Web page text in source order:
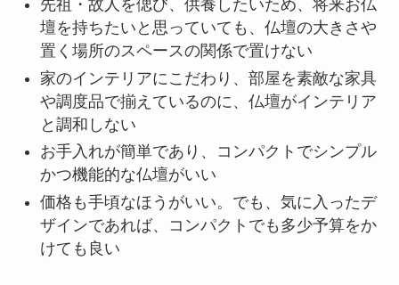
先祖・故人を偲び、供養したいため、将来お仏
壇を持ちたいと思っていても、仏壇の大きさや
置く場所のスペースの関係で置けない
家のインテリアにこだわり、部屋を素敵な家具
や調度品で揃えているのに、仏壇がインテリア
と調和しない
お手入れが簡単であり、コンパクトでシンプル
かつ機能的な仏壇がいい
価格も手頃なほうがいい。でも、気に入ったデ
ザインであれば、コンパクトでも多少予算をか
けても良い